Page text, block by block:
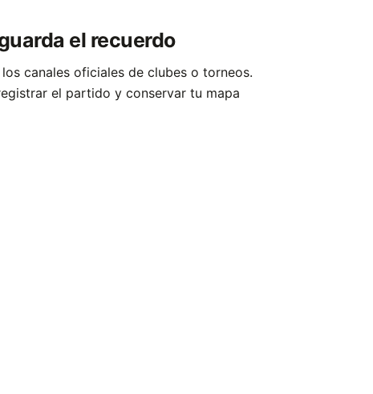
el recuerdo
canales oficiales de clubes o torneos.
el partido y conservar tu mapa